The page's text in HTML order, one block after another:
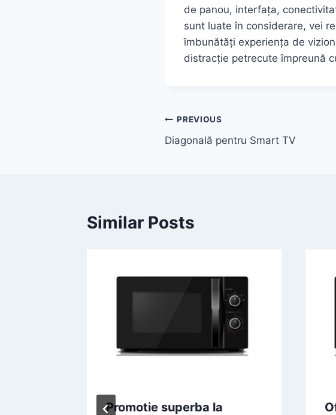
de panou, interfața,
sunt luate în considerare, vei
îmbunătăți experiența de
distracție petrecute împreună
Post
navigation
PREVIOUS
Diagonală pentru Smart TV
Similar Posts
Promotie superba la